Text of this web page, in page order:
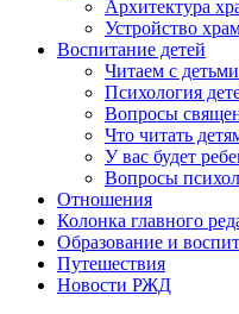
Архитектура
Устройство
Воспитание детей
Читаем с
Психология
Вопросы
Что читать
У вас будет
Вопросы
Отношения
Колонка главного
Образование и
Путешествия
Новости РЖД